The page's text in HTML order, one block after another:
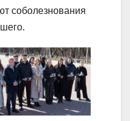
соболезнования